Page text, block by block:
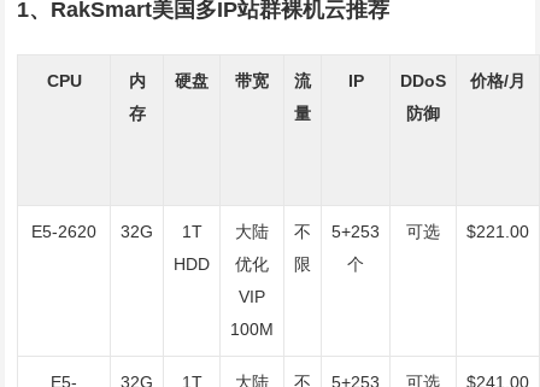
1、RakSmart美国多IP站群裸机云推荐
CPU
内
存
硬盘 带宽
流
量
IP
DDoS
防御
价格/月
E5-2620 32G
1T
HDD
大陆
优化
VIP
100M
不
限
5+253
个
可选 $221.00
E5-
32G
1T
大陆
不
5+253
可选 $241.00